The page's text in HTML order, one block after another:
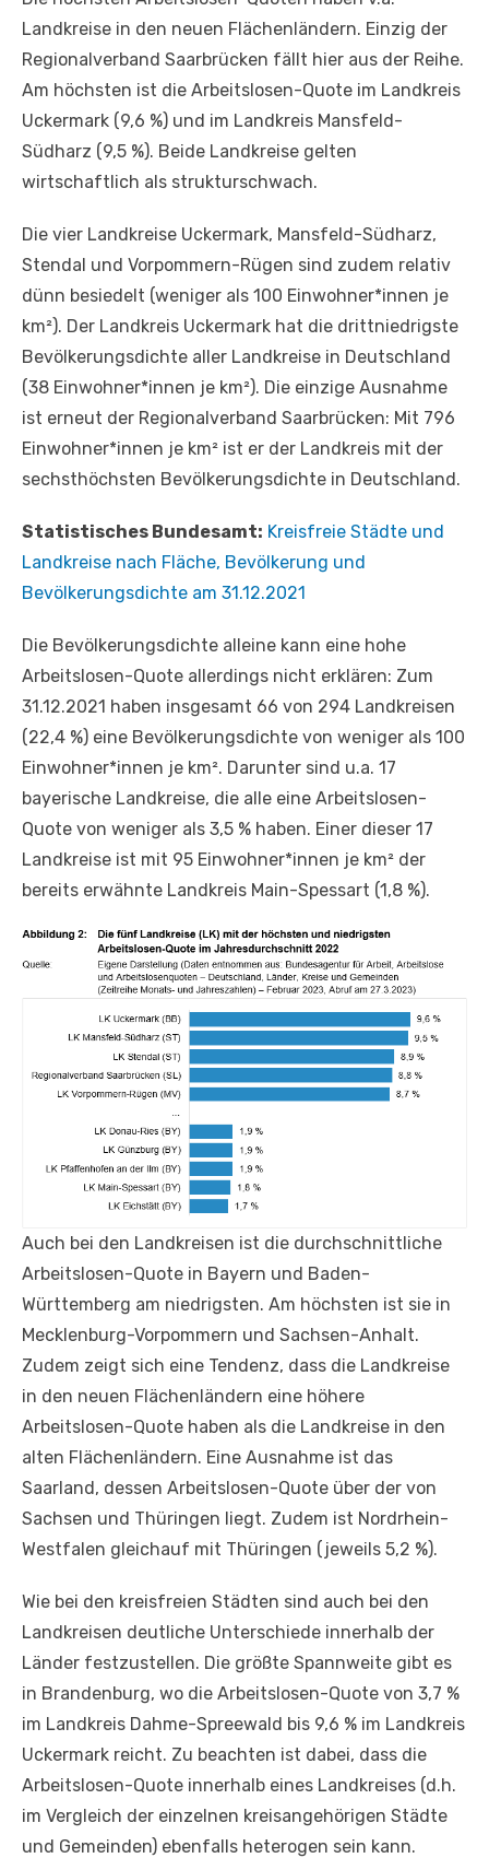
Landkreise in den neuen Flächenländern. Einzig der
Regionalverband Saarbrücken fällt hier aus der Reihe.
Am höchsten ist die Arbeitslosen-Quote im Landkreis
Uckermark (9,6 %) und im Landkreis Mansfeld-
Südharz (9,5 %). Beide Landkreise gelten
wirtschaftlich als strukturschwach.
Die vier Landkreise Uckermark, Mansfeld-Südharz,
Stendal und Vorpommern-Rügen sind zudem relativ
dünn besiedelt (weniger als 100 Einwohner*innen je
km²). Der Landkreis Uckermark hat die drittniedrigste
Bevölkerungsdichte aller Landkreise in Deutschland
(38 Einwohner*innen je km²). Die einzige Ausnahme
ist erneut der Regionalverband Saarbrücken: Mit 796
Einwohner*innen je km² ist er der Landkreis mit der
sechsthöchsten Bevölkerungsdichte in Deutschland.
Statistisches Bundesamt: Kreisfreie Städte und
Landkreise nach Fläche, Bevölkerung und
Bevölkerungsdichte am 31.12.2021
Die Bevölkerungsdichte alleine kann eine hohe
Arbeitslosen-Quote allerdings nicht erklären: Zum
31.12.2021 haben insgesamt 66 von 294 Landkreisen
(22,4 %) eine Bevölkerungsdichte von weniger als 100
Einwohner*innen je km². Darunter sind u.a. 17
bayerische Landkreise, die alle eine Arbeitslosen-
Quote von weniger als 3,5 % haben. Einer dieser 17
Landkreise ist mit 95 Einwohner*innen je km² der
bereits erwähnte Landkreis Main-Spessart (1,8 %).
Auch bei den Landkreisen ist die durchschnittliche
Arbeitslosen-Quote in Bayern und Baden-
Württemberg am niedrigsten. Am höchsten ist sie in
Mecklenburg-Vorpommern und Sachsen-Anhalt.
Zudem zeigt sich eine Tendenz, dass die Landkreise
in den neuen Flächenländern eine höhere
Arbeitslosen-Quote haben als die Landkreise in den
alten Flächenländern. Eine Ausnahme ist das
Saarland, dessen Arbeitslosen-Quote über der von
Sachsen und Thüringen liegt. Zudem ist Nordrhein-
Westfalen gleichauf mit Thüringen (jeweils 5,2 %).
Wie bei den kreisfreien Städten sind auch bei den
Landkreisen deutliche Unterschiede innerhalb der
Länder festzustellen. Die größte Spannweite gibt es
in Brandenburg, wo die Arbeitslosen-Quote von 3,7 %
im Landkreis Dahme-Spreewald bis 9,6 % im Landkreis
Uckermark reicht. Zu beachten ist dabei, dass die
Arbeitslosen-Quote innerhalb eines Landkreises (d.h.
im Vergleich der einzelnen kreisangehörigen Städte
und Gemeinden) ebenfalls heterogen sein kann.